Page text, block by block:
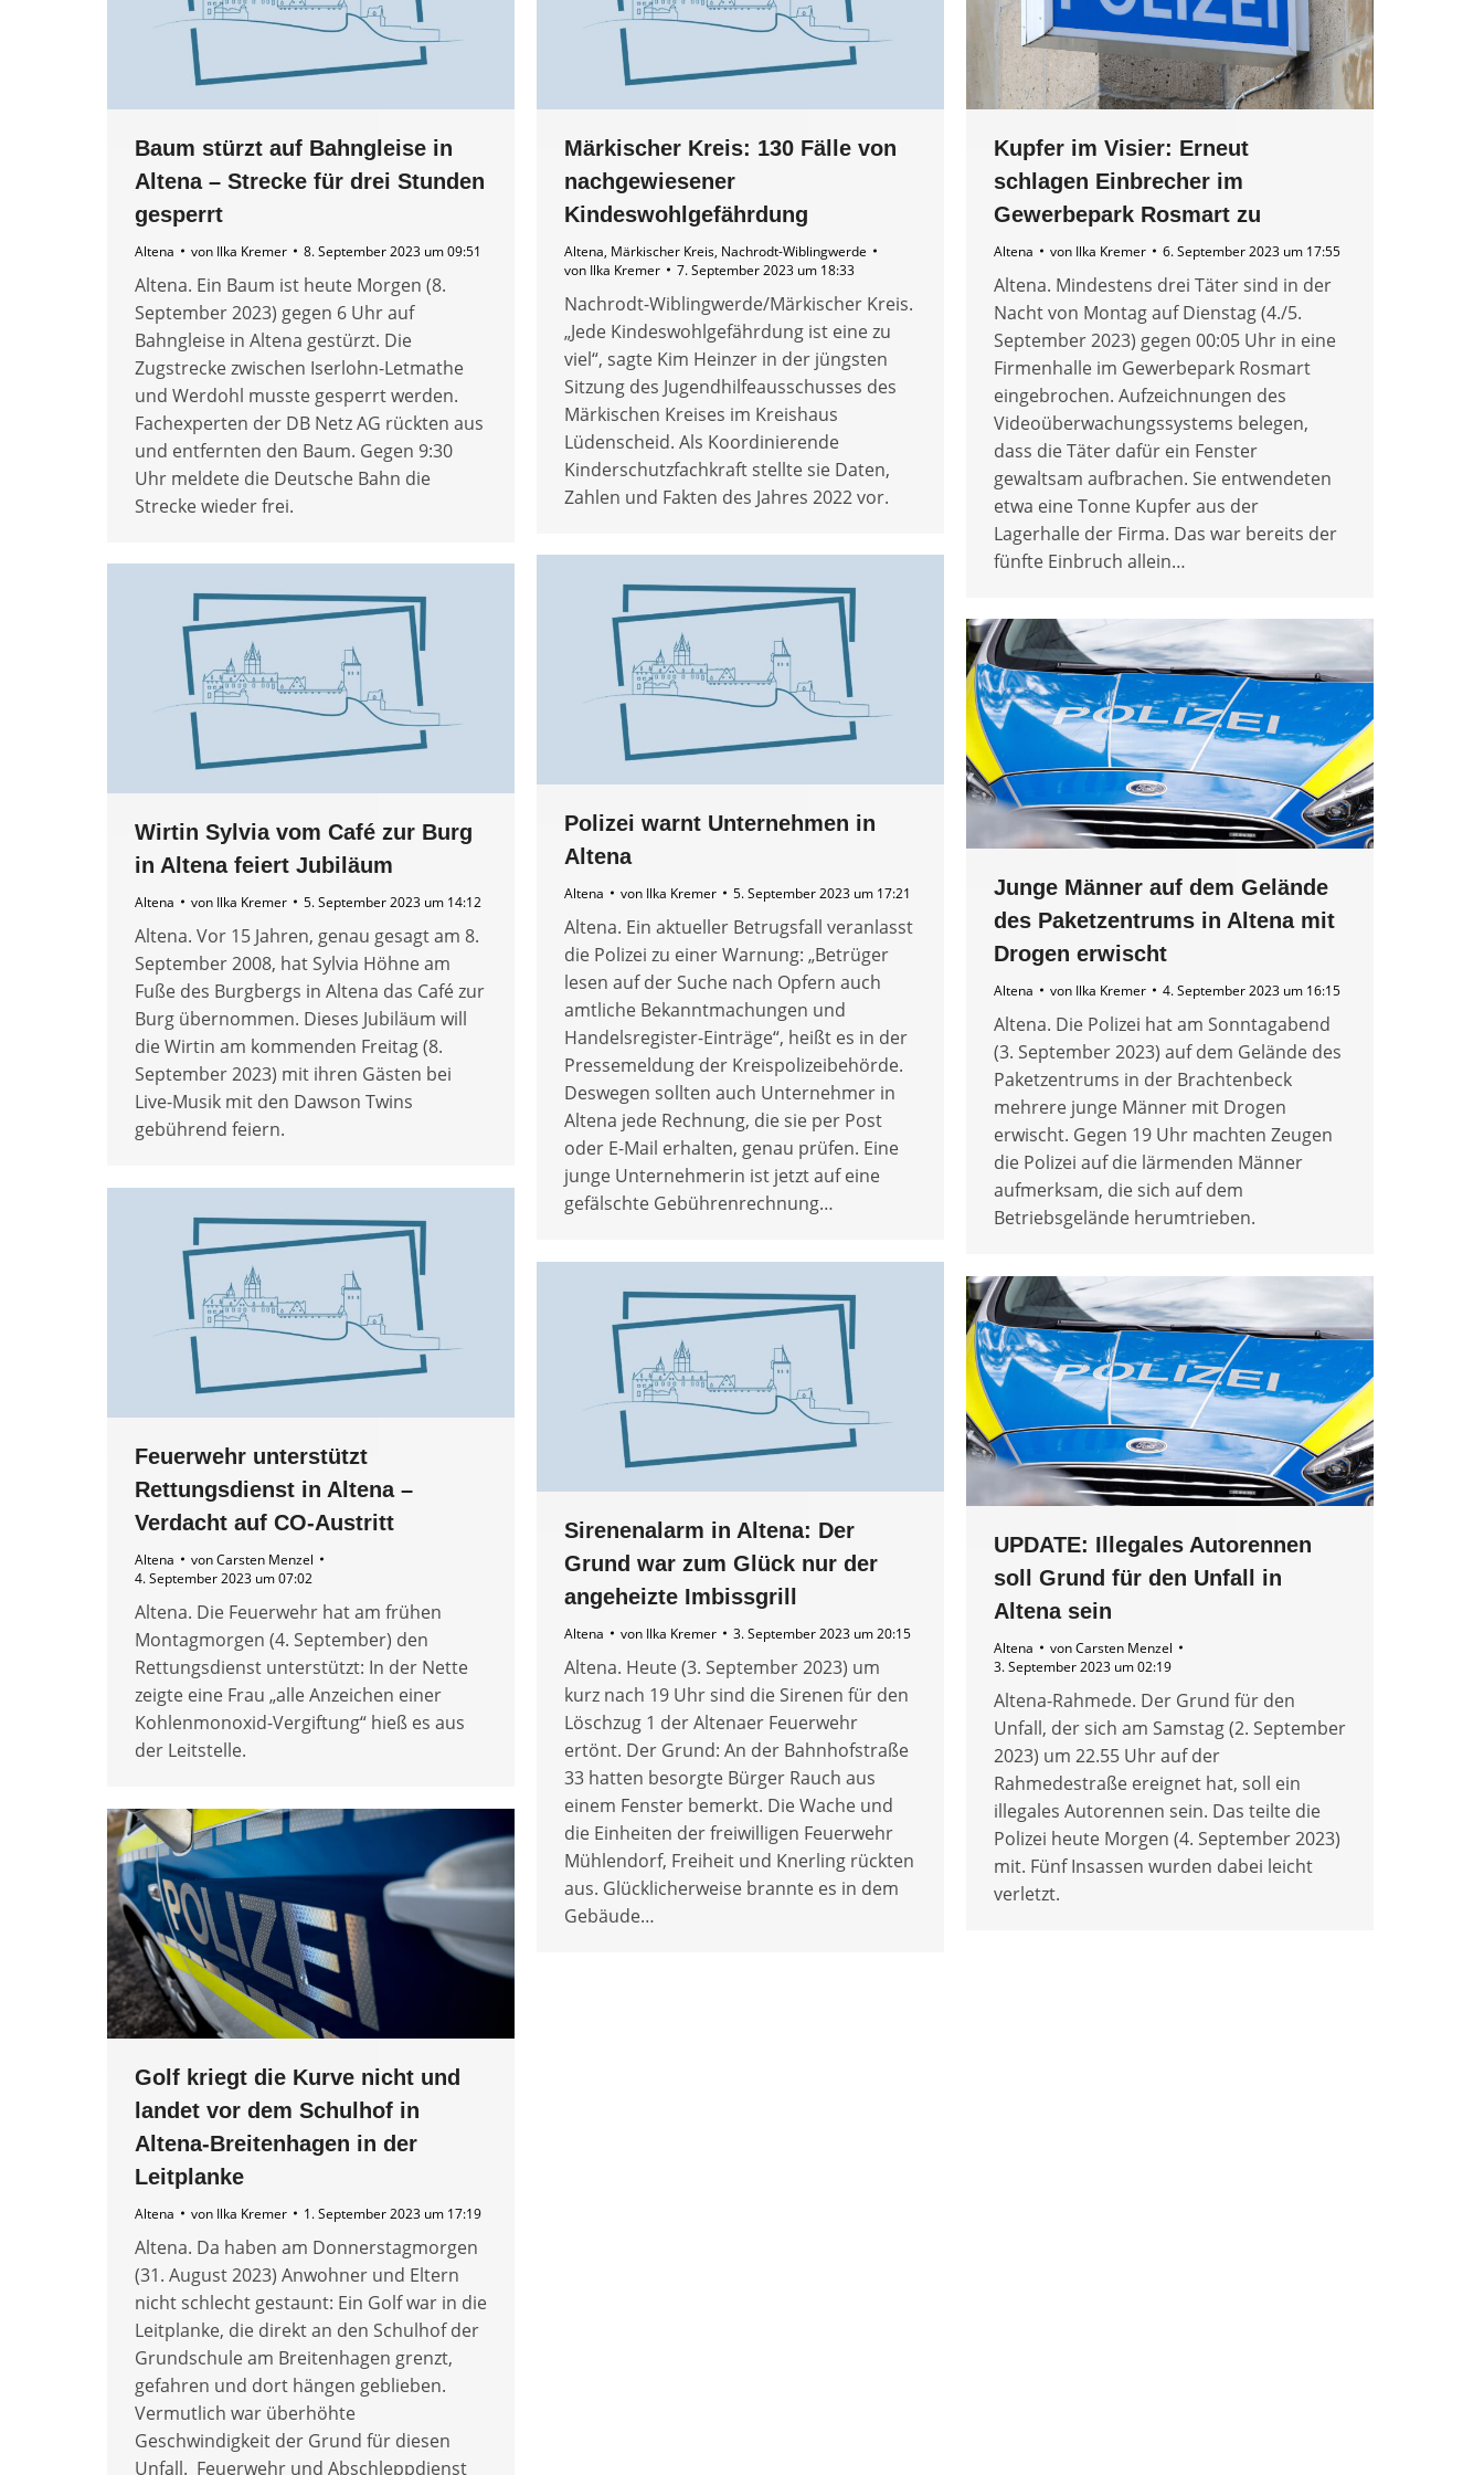
Baum stürzt auf Bahngleise in
Altena – Strecke für drei Stunden
gesperrt
Altena von Ilka Kremer 8. September 2023 um 09:51
Altena. Ein Baum ist heute Morgen (8.
September 2023) gegen 6 Uhr auf
Bahngleise in Altena gestürzt. Die
Zugstrecke zwischen Iserlohn-Letmathe
und Werdohl musste gesperrt werden.
Fachexperten der DB Netz AG rückten aus
und entfernten den Baum. Gegen 9:30
Uhr meldete die Deutsche Bahn die
Strecke wieder frei.
Märkischer Kreis: 130 Fälle von
nachgewiesener
Kindeswohlgefährdung
Altena, Märkischer Kreis, Nachrodt-Wiblingwerde
von Ilka Kremer 7. September 2023 um 18:33
Nachrodt-Wiblingwerde/Märkischer Kreis.
„Jede Kindeswohlgefährdung ist eine zu
viel“, sagte Kim Heinzer in der jüngsten
Sitzung des Jugendhilfeausschusses des
Märkischen Kreises im Kreishaus
Lüdenscheid. Als Koordinierende
Kinderschutzfachkraft stellte sie Daten,
Zahlen und Fakten des Jahres 2022 vor.
Kupfer im Visier: Erneut
schlagen Einbrecher im
Gewerbepark Rosmart zu
Altena von Ilka Kremer 6. September 2023 um 17:55
Altena. Mindestens drei Täter sind in der
Nacht von Montag auf Dienstag (4./5.
September 2023) gegen 00:05 Uhr in eine
Firmenhalle im Gewerbepark Rosmart
eingebrochen. Aufzeichnungen des
Videoüberwachungssystems belegen,
dass die Täter dafür ein Fenster
gewaltsam aufbrachen. Sie entwendeten
etwa eine Tonne Kupfer aus der
Lagerhalle der Firma. Das war bereits der
fünfte Einbruch allein…
Polizei warnt Unternehmen in
Altena
Altena von Ilka Kremer 5. September 2023 um 17:21
Altena. Ein aktueller Betrugsfall veranlasst
die Polizei zu einer Warnung: „Betrüger
lesen auf der Suche nach Opfern auch
amtliche Bekanntmachungen und
Handelsregister-Einträge“, heißt es in der
Pressemeldung der Kreispolizeibehörde.
Deswegen sollten auch Unternehmer in
Altena jede Rechnung, die sie per Post
oder E-Mail erhalten, genau prüfen. Eine
junge Unternehmerin ist jetzt auf eine
gefälschte Gebührenrechnung…
Wirtin Sylvia vom Café zur Burg
in Altena feiert Jubiläum
Altena von Ilka Kremer 5. September 2023 um 14:12
Altena. Vor 15 Jahren, genau gesagt am 8.
September 2008, hat Sylvia Höhne am
Fuße des Burgbergs in Altena das Café zur
Burg übernommen. Dieses Jubiläum will
die Wirtin am kommenden Freitag (8.
September 2023) mit ihren Gästen bei
Live-Musik mit den Dawson Twins
gebührend feiern.
Junge Männer auf dem Gelände
des Paketzentrums in Altena mit
Drogen erwischt
Altena von Ilka Kremer 4. September 2023 um 16:15
Altena. Die Polizei hat am Sonntagabend
(3. September 2023) auf dem Gelände des
Paketzentrums in der Brachtenbeck
mehrere junge Männer mit Drogen
erwischt. Gegen 19 Uhr machten Zeugen
die Polizei auf die lärmenden Männer
aufmerksam, die sich auf dem
Betriebsgelände herumtrieben.
Feuerwehr unterstützt
Rettungsdienst in Altena –
Verdacht auf CO-Austritt
Altena vonCarsten Menzel
4. September 2023 um 07:02
Altena. Die Feuerwehr hat am frühen
Montagmorgen (4. September) den
Rettungsdienst unterstützt: In der Nette
zeigte eine Frau „alle Anzeichen einer
Kohlenmonoxid-Vergiftung“ hieß es aus
der Leitstelle.
Sirenenalarm in Altena: Der
Grund war zum Glück nur der
angeheizte Imbissgrill
Altena von Ilka Kremer 3. September 2023 um 20:15
Altena. Heute (3. September 2023) um
kurz nach 19 Uhr sind die Sirenen für den
Löschzug 1 der Altenaer Feuerwehr
ertönt. Der Grund: An der Bahnhofstraße
33 hatten besorgte Bürger Rauch aus
einem Fenster bemerkt. Die Wache und
die Einheiten der freiwilligen Feuerwehr
Mühlendorf, Freiheit und Knerling rückten
aus. Glücklicherweise brannte es in dem
Gebäude…
UPDATE: Illegales Autorennen
soll Grund für den Unfall in
Altena sein
Altena vonCarsten Menzel
3. September 2023 um 02:19
Altena-Rahmede. Der Grund für den
Unfall, der sich am Samstag (2. September
2023) um 22.55 Uhr auf der
Rahmedestraße ereignet hat, soll ein
illegales Autorennen sein. Das teilte die
Polizei heute Morgen (4. September 2023)
mit. Fünf Insassen wurden dabei leicht
verletzt.
Golf kriegt die Kurve nicht und
landet vor dem Schulhof in
Altena-Breitenhagen in der
Leitplanke
Altena von Ilka Kremer 1. September 2023 um 17:19
Altena. Da haben am Donnerstagmorgen
(31. August 2023) Anwohner und Eltern
nicht schlecht gestaunt: Ein Golf war in die
Leitplanke, die direkt an den Schulhof der
Grundschule am Breitenhagen grenzt,
gefahren und dort hängen geblieben.
Vermutlich war überhöhte
Geschwindigkeit der Grund für diesen
Unfall. Feuerwehr und Abschleppdienst